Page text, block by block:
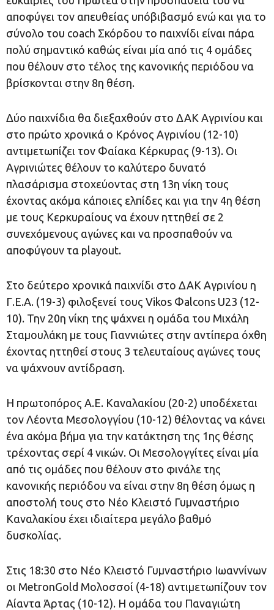
αποφύγει τον απευθείας υπόβιβασμό ενώ και για το
σύνολο του coach Σκόρδου το παιχνίδι είναι πάρα
πολύ σημαντικό καθώς είναι μία από τις 4 ομάδες
που θέλουν στο τέλος της κανονικής περιόδου να
βρίσκονται στην 8η θέση.
Δύο παιχνίδια θα διεξαχθούν στο ΔΑΚ Αγρινίου και
στο πρώτο χρονικά ο Κρόνος Αγρινίου (12-10)
αντιμετωπίζει τον Φαίακα Κέρκυρας (9-13). Οι
Αγρινιώτες θέλουν το καλύτερο δυνατό
πλασάρισμα στοχεύοντας στη 13η νίκη τους
έχοντας ακόμα κάποιες ελπίδες και για την 4η θέση
με τους Κερκυραίους να έχουν ηττηθεί σε 2
συνεχόμενους αγώνες και να προσπαθούν να
αποφύγουν τα playout.
Στο δεύτερο χρονικά παιχνίδι στο ΔΑΚ Αγρινίου η
Γ.Ε.Α. (19-3) φιλοξενεί τους Vikos Φalcons U23 (12-
10). Την 20η νίκη της ψάχνει η ομάδα του Μιχάλη
Σταμουλάκη με τους Γιαννιώτες στην αντίπερα όχθη
έχοντας ηττηθεί στους 3 τελευταίους αγώνες τους
να ψάχνουν αντίδραση.
Η πρωτοπόρος Α.Ε. Καναλακίου (20-2) υποδέχεται
τον Λέοντα Μεσολογγίου (10-12) θέλοντας να κάνει
ένα ακόμα βήμα για την κατάκτηση της 1ης θέσης
τρέχοντας σερί 4 νικών. Οι Μεσολογγίτες είναι μία
από τις ομάδες που θέλουν στο φινάλε της
κανονικής περιόδου να είναι στην 8η θέση όμως η
αποστολή τους στο Νέο Κλειστό Γυμναστήριο
Καναλακίου έχει ιδιαίτερα μεγάλο βαθμό
δυσκολίας.
Στις 18:30 στο Νέο Κλειστό Γυμναστήριο Ιωαννίνων
οι MetronGold Μολοσσοί (4-18) αντιμετωπίζουν τον
Αίαντα Άρτας (10-12). Η ομάδα του Παναγιώτη